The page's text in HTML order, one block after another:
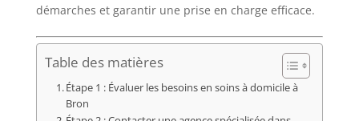
démarches et garantir une prise en charge efficace.
Table des matières
Étape 1 : Évaluer les besoins en soins à domicile à
Bron